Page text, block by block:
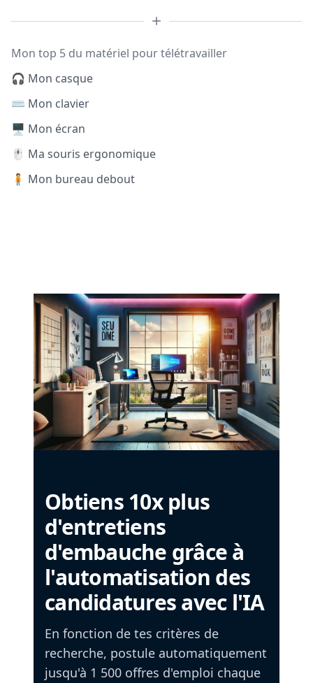
Mon top 5 du matériel pour télétravailler
🎧 Mon casque
⌨️ Mon clavier
🖥️ Mon écran
🖱️ Ma souris ergonomique
🧍 Mon bureau debout
Obtiens 10x plus
d'entretiens
d'embauche grâce à
l'automatisation des
candidatures avec l'IA
En fonction de tes critères de
recherche, postule automatiquement
jusqu'à 1 500 offres d'emploi chaque